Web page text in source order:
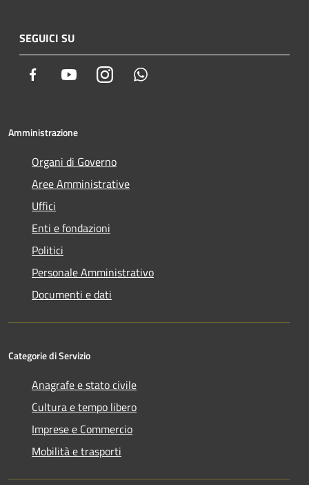
SEGUICI SU
Facebook YoutubeInstagram
Amministrazione
Organi di Governo
Aree Amministrative
Uffici
Enti e fondazioni
Politici
Personale Amministrativo
Documenti e dati
Categorie di Servizio
Anagrafe e stato civile
Cultura e tempo libero
Imprese e Commercio
Mobilità e trasporti